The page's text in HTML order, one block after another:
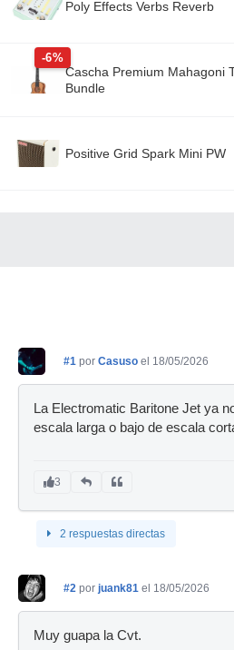
Poly Effects Verbs Reverb
-6%
Cascha Premium Mahagoni
Bundle
Positive Grid Spark Mini PW
#1 por Casuso el 18/05/2026
La Electromatic Baritone Jet ya
escala larga o bajo de escala
3
2 respuestas directas
#2 por juank81 el 18/05/2026
Muy guapa la Cvt.